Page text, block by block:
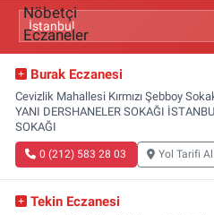
Burak Eczanesi
Cevizlik Mahallesi Kırmızı Şebboy
YANI DERSHANELER SOKAĞI
SOKAĞI
0 (212) 583 28 03 Yol Tarifi Al
Tekin Eczanesi